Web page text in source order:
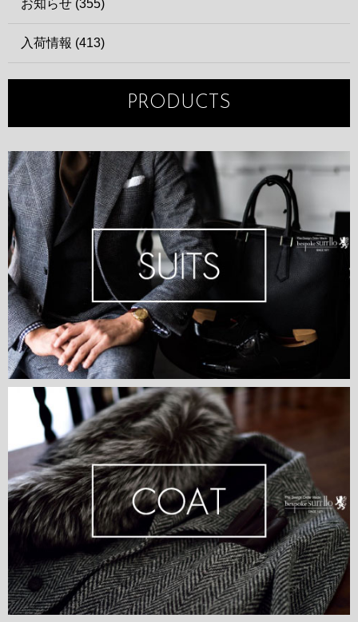
お知らせ (355)
入荷情報 (413)
PRODUCTS